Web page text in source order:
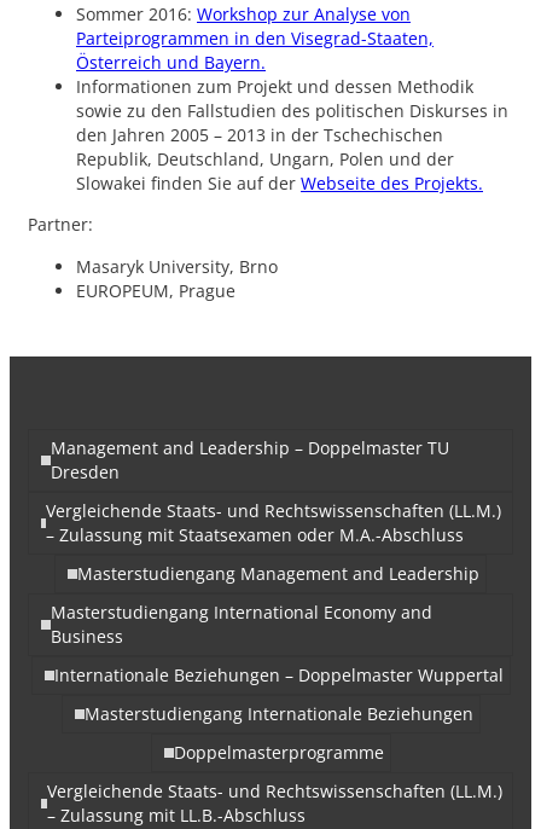
Sommer 2016: Workshop zur Analyse von
Parteiprogrammen in den Visegrad-Staaten,
Österreich und Bayern.
Informationen zum Projekt und dessen Methodik
sowie zu den Fallstudien des politischen Diskurses in
den Jahren 2005 – 2013 in der Tschechischen
Republik, Deutschland, Ungarn, Polen und der
Slowakei finden Sie auf der Webseite des Projekts.
Partner:
Masaryk University, Brno
EUROPEUM, Prague
Management and Leadership – Doppelmaster TU
Dresden
Vergleichende Staats- und Rechtswissenschaften (LL.M.)
– Zulassung mit Staatsexamen oder M.A.-Abschluss
Masterstudiengang Management and Leadership
Masterstudiengang International Economy and
Business
Internationale Beziehungen – Doppelmaster Wuppertal
Masterstudiengang Internationale Beziehungen
Doppelmasterprogramme
Vergleichende Staats- und Rechtswissenschaften (LL.M.)
– Zulassung mit LL.B.-Abschluss